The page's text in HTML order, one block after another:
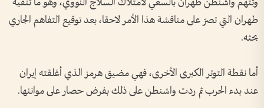
طهران التي تصرّ على مناقشة هذا الأمر لاحقا، بعد توقيع التفاهم الجاري
بحثه.
أما نقطة التوتر الكبرى الأخرى، فهي مضيق هرمز الذي أغلقته إيران
عند بدء الحرب ثم ردت واشنطن على ذلك بفرض حصار على موانئها.